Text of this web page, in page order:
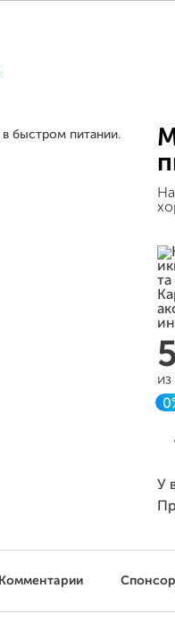
У
Комментарии